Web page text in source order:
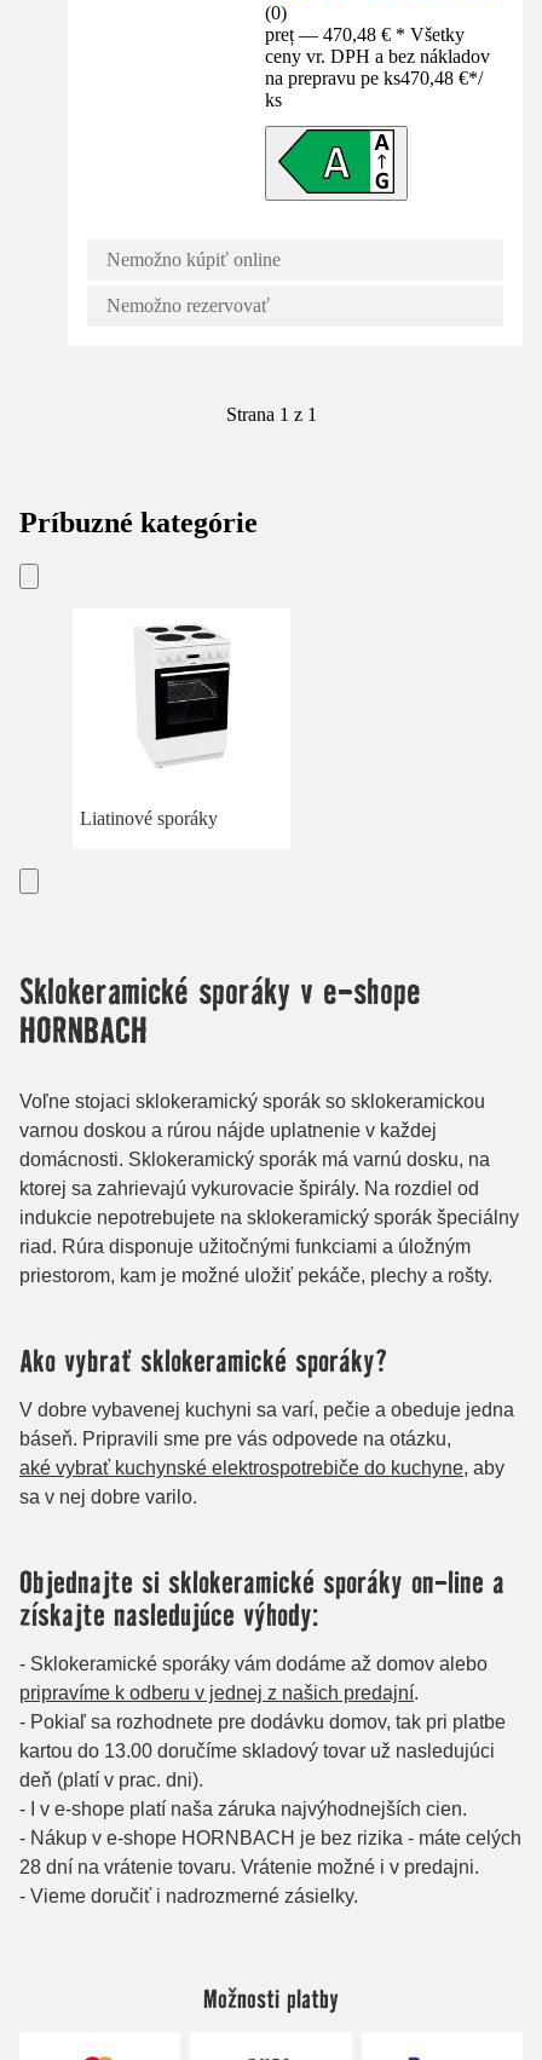
(0)
preț — 470,48 € * Všetky
ceny vr. DPH a bez nákladov
na prepravu pe ks470,48 €*/
ks
Nemožno kúpiť online
Nemožno rezervovať
Strana 1 z 1
Príbuzné kategórie
Liatinové sporáky
Možnosti platby